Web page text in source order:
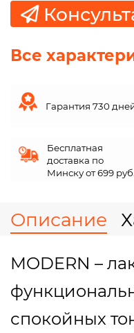
Все
Гарантия 730
Бесплатная
доставка по
Минску от 699 руб.
Описание
MODERN –
спокойных